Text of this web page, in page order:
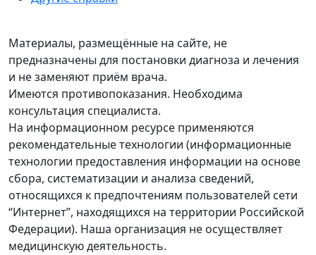
Материалы, размещённые на сайте, не
предназначены для постановки диагноза и лечения
и не заменяют приём врача.
Имеются противопоказания. Необходима
консультация специалиста.
На информационном ресурсе применяются
рекомендательные технологии (информационные
технологии предоставления информации на основе
сбора, систематизации и анализа сведений,
относящихся к предпочтениям пользователей сети
“Интернет”, находящихся на территории Российской
Федерации). Наша организация не осуществляет
медицинскую деятельность.